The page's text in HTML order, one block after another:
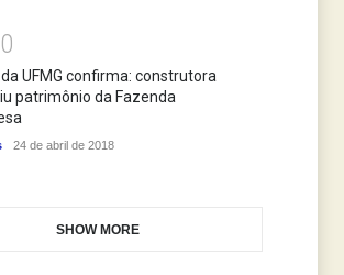
0
da UFMG confirma: construtora
patrimônio da Fazenda
24 de abril de 2018
SHOW MORE